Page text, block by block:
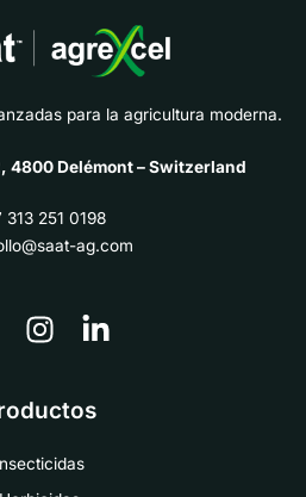
de manejo integrado
de plagas.
para la agricultura moderna.
4800 Delémont – Switzerland
313 251 0198
ag.com